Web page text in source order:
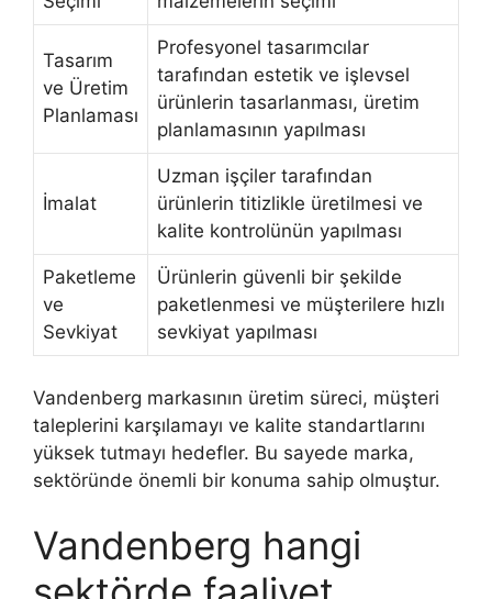
Tasarım
ve Üretim
Planlaması
Profesyonel tasarımcılar
tarafından estetik ve işlevsel
ürünlerin tasarlanması, üretim
planlamasının yapılması
İmalat
Uzman işçiler tarafından
ürünlerin titizlikle üretilmesi ve
kalite kontrolünün yapılması
Paketleme
ve
Sevkiyat
Ürünlerin güvenli bir şekilde
paketlenmesi ve müşterilere hızlı
sevkiyat yapılması
Vandenberg markasının üretim süreci, müşteri
taleplerini karşılamayı ve kalite standartlarını
yüksek tutmayı hedefler. Bu sayede marka,
sektöründe önemli bir konuma sahip olmuştur.
Vandenberg hangi